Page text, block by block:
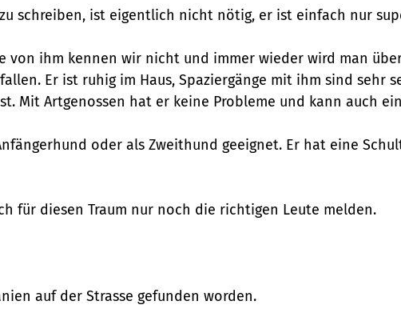
schreiben, ist eigentlich nicht nötig, er ist einfach nur
von ihm kennen wir nicht und immer wieder wird man
Er ist ruhig im Haus, Spaziergänge mit ihm sind
Mit Artgenossen hat er keine Probleme und kann auch
oder als Zweithund geeignet. Er hat eine
für diesen Traum nur noch die richtigen Leute melden.
auf der Strasse gefunden worden.